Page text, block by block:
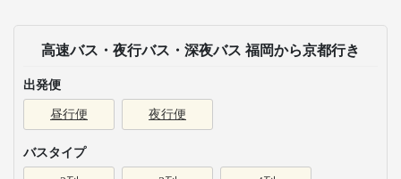
高速バス・夜行バス・深夜バス 福岡から京都行き
出発便
昼行便 夜行便
バスタイプ